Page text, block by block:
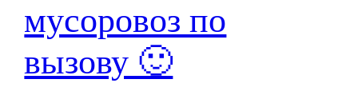
мусоровоз по
вызову 🙂